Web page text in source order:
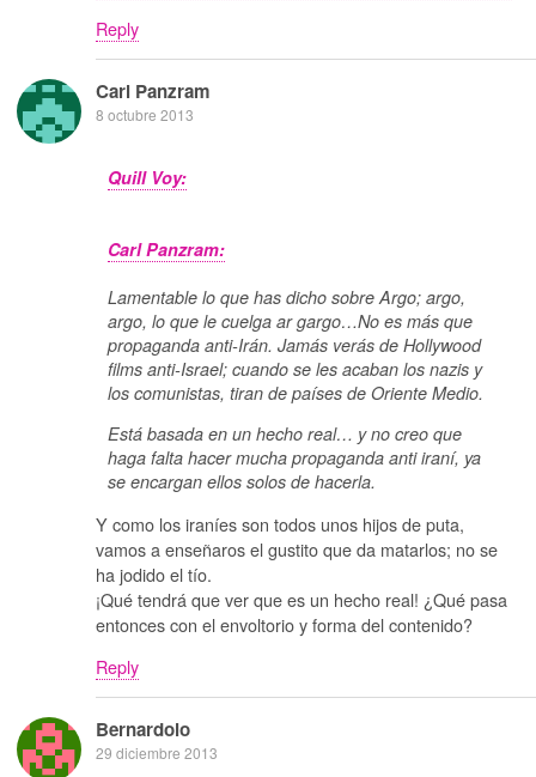
Reply
Carl Panzram
8 octubre 2013
Quill Voy:
Carl Panzram:
Lamentable lo que has dicho sobre Argo; argo,
argo, lo que le cuelga ar gargo…No es más que
propaganda anti-Irán. Jamás verás de Hollywood
films anti-Israel; cuando se les acaban los nazis y
los comunistas, tiran de países de Oriente Medio.
Está basada en un hecho real… y no creo que
haga falta hacer mucha propaganda anti iraní, ya
se encargan ellos solos de hacerla.
Y como los iraníes son todos unos hijos de puta,
vamos a enseñaros el gustito que da matarlos; no se
ha jodido el tío.
¡Qué tendrá que ver que es un hecho real! ¿Qué pasa
entonces con el envoltorio y forma del contenido?
Reply
Bernardolo
29 diciembre 2013